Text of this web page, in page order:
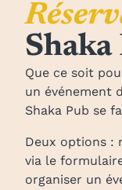
Shaka
Que ce soit
un événement
Shaka Pub se
Deux options :
via le
organiser un